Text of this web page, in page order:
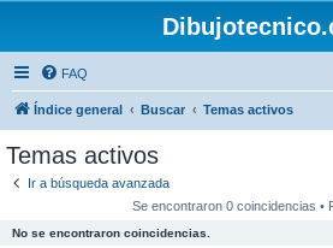
FAQ
Índice general Buscar Temas activos
Temas activos
Ir a búsqueda avanzada
Se encontraron 0 coincidencias •
No se encontraron coincidencias.